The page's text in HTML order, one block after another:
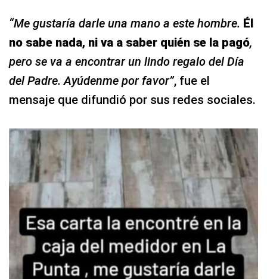
“Me gustaría darle una mano a este hombre. Él
no sabe nada, ni va a saber quién se la pagó,
pero se va a encontrar un lindo regalo del Día
del Padre. Ayúdenme por favor”, fue el
mensaje que difundió por sus redes sociales.